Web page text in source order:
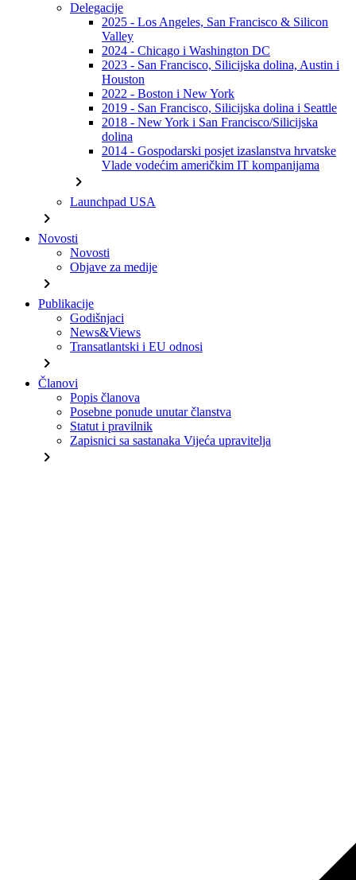
Delegacije
2025 - Los Angeles, San Francisco & Silicon
Valley
2024 - Chicago i Washington DC
2023 - San Francisco, Silicijska dolina, Austin i
Houston
2022 - Boston i New York
2019 - San Francisco, Silicijska dolina i Seattle
2018 - New York i San Francisco/Silicijska
dolina
2014 - Gospodarski posjet izaslanstva hrvatske
Vlade vodećim američkim IT kompanijama
chevron_right
Launchpad USA
chevron_right
Novosti
Novosti
Objave za medije
chevron_right
Publikacije
Godišnjaci
News&Views
Transatlantski i EU odnosi
chevron_right
Članovi
Popis članova
Posebne ponude unutar članstva
Statut i pravilnik
Zapisnici sa sastanaka Vijeća upravitelja
chevron_right